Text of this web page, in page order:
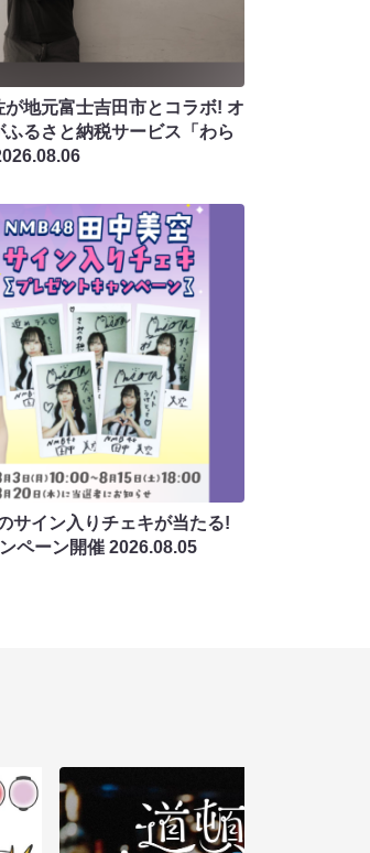
地元富士吉田市とコラボ! オ
ふるさと納税サービス「わら
サイン入りチェキが当たる!
ペーン開催 2026.08.05